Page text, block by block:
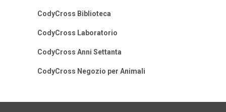
CodyCross Biblioteca
CodyCross Laboratorio
CodyCross Anni Settanta
CodyCross Negozio per Animali